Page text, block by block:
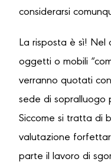
considerarsi
La risposta è sì! Nel
oggetti o mobili
verranno quotati
sede di sopralluogo
Siccome si tratta di
valutazione
parte il lavoro di